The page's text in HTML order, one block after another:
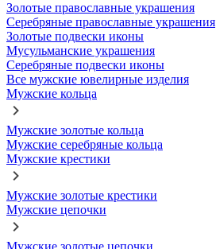
Золотые православные украшения
Серебряные православные украшения
Золотые подвески иконы
Мусульманские украшения
Серебряные подвески иконы
Все мужские ювелирные изделия
Мужские кольца
Мужские золотые кольца
Мужские серебряные кольца
Мужские крестики
Мужские золотые крестики
Мужские цепочки
Мужские золотые цепочки